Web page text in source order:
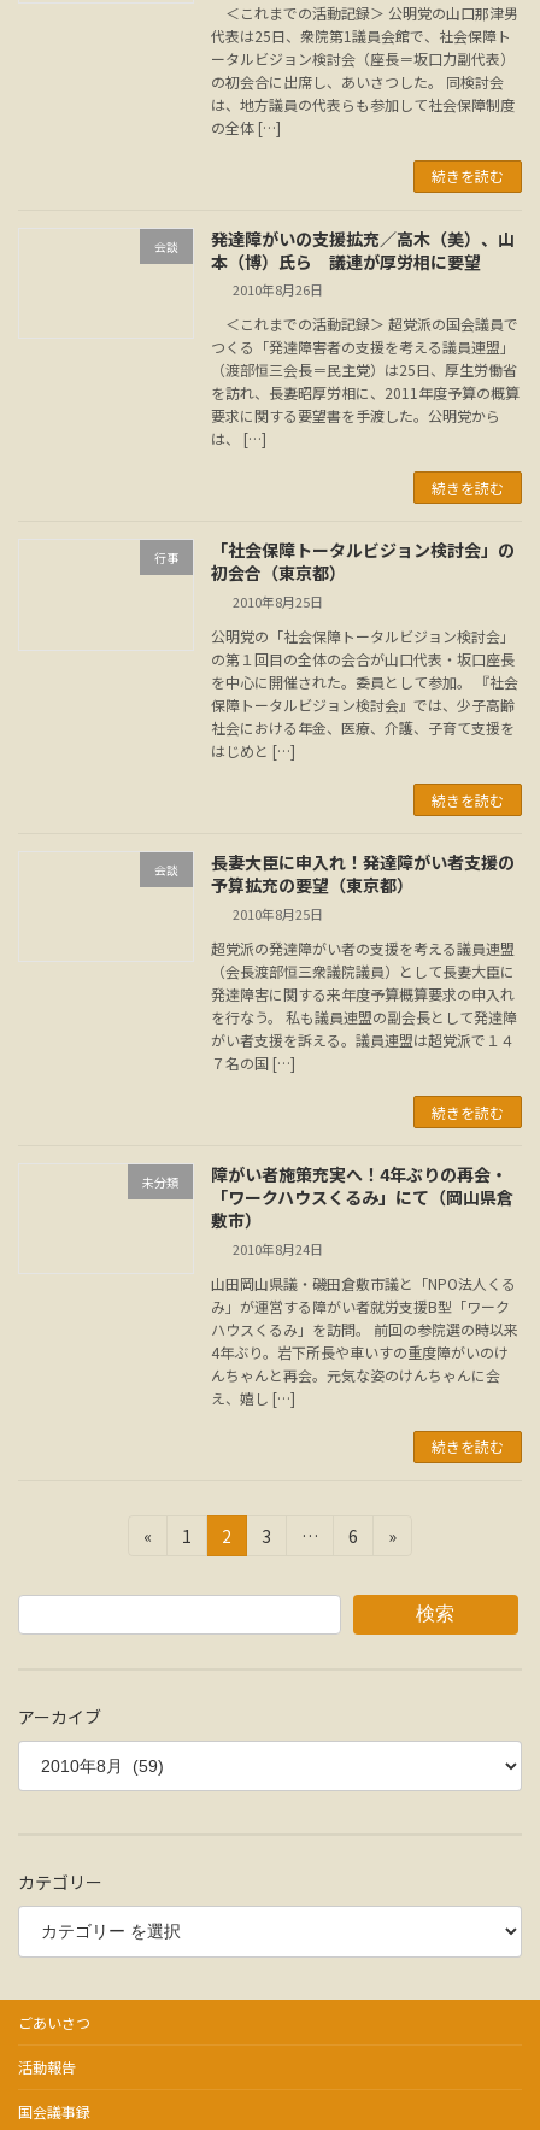
＜これまでの活動記録＞ 公明党の山口那津男
代表は25日、衆院第1議員会館で、社会保障ト
ータルビジョン検討会（座長＝坂口力副代表）
の初会合に出席し、あいさつした。 同検討会
は、地方議員の代表らも参加して社会保障制度
の全体 […]
続きを読む
会談
発達障がいの支援拡充／高木（美）、山
本（博）氏ら 議連が厚労相に要望
2010年8月26日
＜これまでの活動記録＞ 超党派の国会議員で
つくる「発達障害者の支援を考える議員連盟」
（渡部恒三会長＝民主党）は25日、厚生労働省
を訪れ、長妻昭厚労相に、2011年度予算の概算
要求に関する要望書を手渡した。公明党から
は、 […]
続きを読む
行事
「社会保障トータルビジョン検討会」の
初会合（東京都）
2010年8月25日
公明党の「社会保障トータルビジョン検討会」
の第１回目の全体の会合が山口代表・坂口座長
を中心に開催された。委員として参加。 『社会
保障トータルビジョン検討会』では、少子高齢
社会における年金、医療、介護、子育て支援を
はじめと […]
続きを読む
会談
長妻大臣に申入れ！発達障がい者支援の
予算拡充の要望（東京都）
2010年8月25日
超党派の発達障がい者の支援を考える議員連盟
（会長渡部恒三衆議院議員）として長妻大臣に
発達障害に関する来年度予算概算要求の申入れ
を行なう。 私も議員連盟の副会長として発達障
がい者支援を訴える。議員連盟は超党派で１４
７名の国 […]
続きを読む
未分類
障がい者施策充実へ！4年ぶりの再会・
「ワークハウスくるみ」にて（岡山県倉
敷市）
2010年8月24日
山田岡山県議・磯田倉敷市議と「NPO法人くる
み」が運営する障がい者就労支援B型「ワーク
ハウスくるみ」を訪問。 前回の参院選の時以来
4年ぶり。岩下所長や車いすの重度障がいのけ
んちゃんと再会。元気な姿のけんちゃんに会
え、嬉し […]
続きを読む
ジ
送
«
固
ジ
1
固
定
ジ
2
固
ジ
3 …
固
ー
ジ
6 »
検索
アーカイブ
カテゴリー
ごあいさつ
活動報告
国会議事録